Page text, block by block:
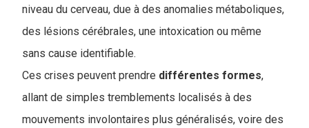
niveau du cerveau, due à des anomalies métaboliques,
des lésions cérébrales, une intoxication ou même
sans cause identifiable.
Ces crises peuvent prendre différentes formes,
allant de simples tremblements localisés à des
mouvements involontaires plus généralisés, voire des